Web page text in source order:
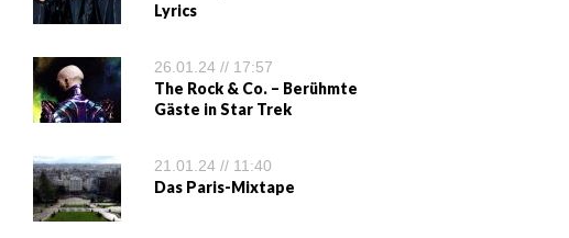
Lyrics
26.01.24 // 17:57
The Rock & Co. – Berühmte
Gäste in Star Trek
21.01.24 // 11:40
Das Paris-Mixtape